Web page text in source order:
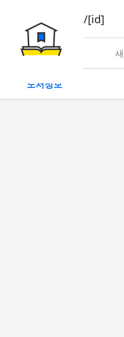
book/rent/[id]
대여
도서정보